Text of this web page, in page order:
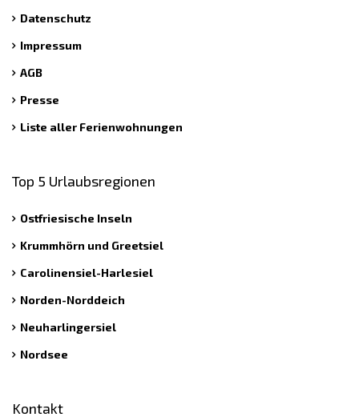
Datenschutz
Impressum
AGB
Presse
Liste aller Ferienwohnungen
Top 5 Urlaubsregionen
Ostfriesische Inseln
Krummhörn und Greetsiel
Carolinensiel-Harlesiel
Norden-Norddeich
Neuharlingersiel
Nordsee
Kontakt